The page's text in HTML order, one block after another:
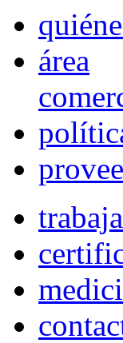
área